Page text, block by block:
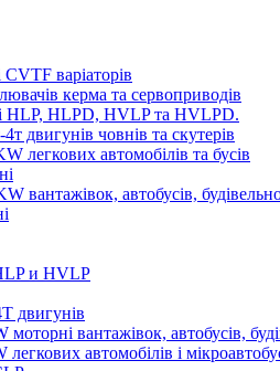
варіаторів
керма та сервоприводів
HLP, HLPD, HVLP та HVLPD.
двигунів човнів та скутерів
легкових автомобілів та бусів
вантажівок, автобусів,
и HVLP
двигунів
вантажівок, автобусів,
автомобілів і